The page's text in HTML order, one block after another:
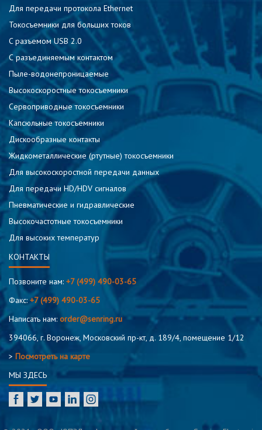
Для передачи протокола Ethernet
Токосъемники для больших токов
C разъемом USB 2.0
С разъединяемым контактом
Пыле-водонепроницаемые
Высокоскоростные токосъемники
Сервоприводные токосъемники
Капсюльные токосъемники
Дискообразные контакты
Жидкометаллические (ртутные) токосъемники
Для высокоскоростной передачи данных
Для передачи HD/HDV сигналов
Пневматические и гидравлические
Высокочастотные токосъемники
Для высоких температур
КОНТАКТЫ
Позвоните нам: +7 (499) 490-03-65
Факс:+7 (499) 490-03-65
Написать нам: order@senring.ru
394066, г. Воронеж, Московский пр-кт, д. 189/4, помещение 1/12
> Посмотреть на карте
МЫ ЗДЕСЬ